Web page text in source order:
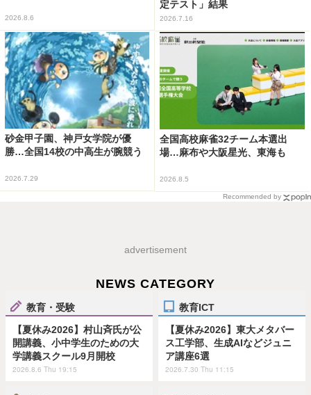
2026.8.6
定テスト」結果
2026.7.16
砂金甲子園、神戸女学院が優
勝…全国14校の中高生が腕競う
2026.7.29
全国高校麻雀32チーム本選出
場…麻布や大阪星光、東海も
2026.8.5
Recommended by
advertisement
NEWS CATEGORY
教育・受験
【夏休み2026】村山斉氏が公
開講義、小中学生のための大
学講義スクール9月開校
2026.8.6 Thu 19:15
教育ICT
【夏休み2026】東大メタバー
ス工学部、生成AIなどジュニ
ア講座6選
2026.7.30 Thu 11:15